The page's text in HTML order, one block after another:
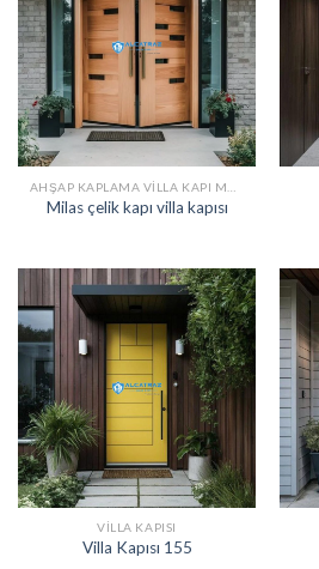
Milas çelik kapı villa kapısı
VILLA KAPISI
Villa Kapısı 155